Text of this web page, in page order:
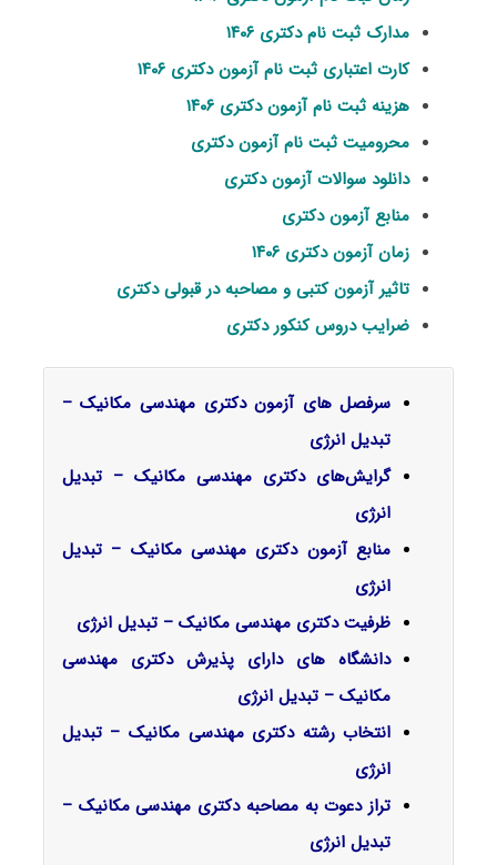
مدارک ثبت نام دکتری ۱۴۰۶
کارت اعتباری ثبت نام آزمون دکتری ۱۴۰۶
هزینه ثبت نام آزمون دکتری ۱۴۰۶
محرومیت ثبت نام آزمون دکتری
دانلود سوالات آزمون دکتری
منابع آزمون دکتری
زمان آزمون دکتری ۱۴۰۶
تاثیر آزمون کتبی و مصاحبه در قبولی دکتری
ضرایب دروس کنکور دکتری
سرفصل‌ های آزمون دکتری مهندسی مکانیک –
تبدیل انرژی
گرایش‌های دکتری مهندسی مکانیک – تبدیل
انرژی
منابع آزمون دکتری مهندسی مکانیک – تبدیل
انرژی
ظرفیت دکتری مهندسی مکانیک – تبدیل انرژی
دانشگاه های دارای پذیرش دکتری مهندسی
مکانیک – تبدیل انرژی
انتخاب رشته دکتری مهندسی مکانیک – تبدیل
انرژی
تراز دعوت به مصاحبه دکتری مهندسی مکانیک –
تبدیل انرژی